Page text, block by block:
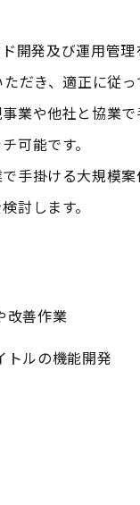
発及び運用管理
だき、適正に従っ
業や他社と協業
可能です。
手掛ける大規模
討します。
改善作業
トルの機能開発